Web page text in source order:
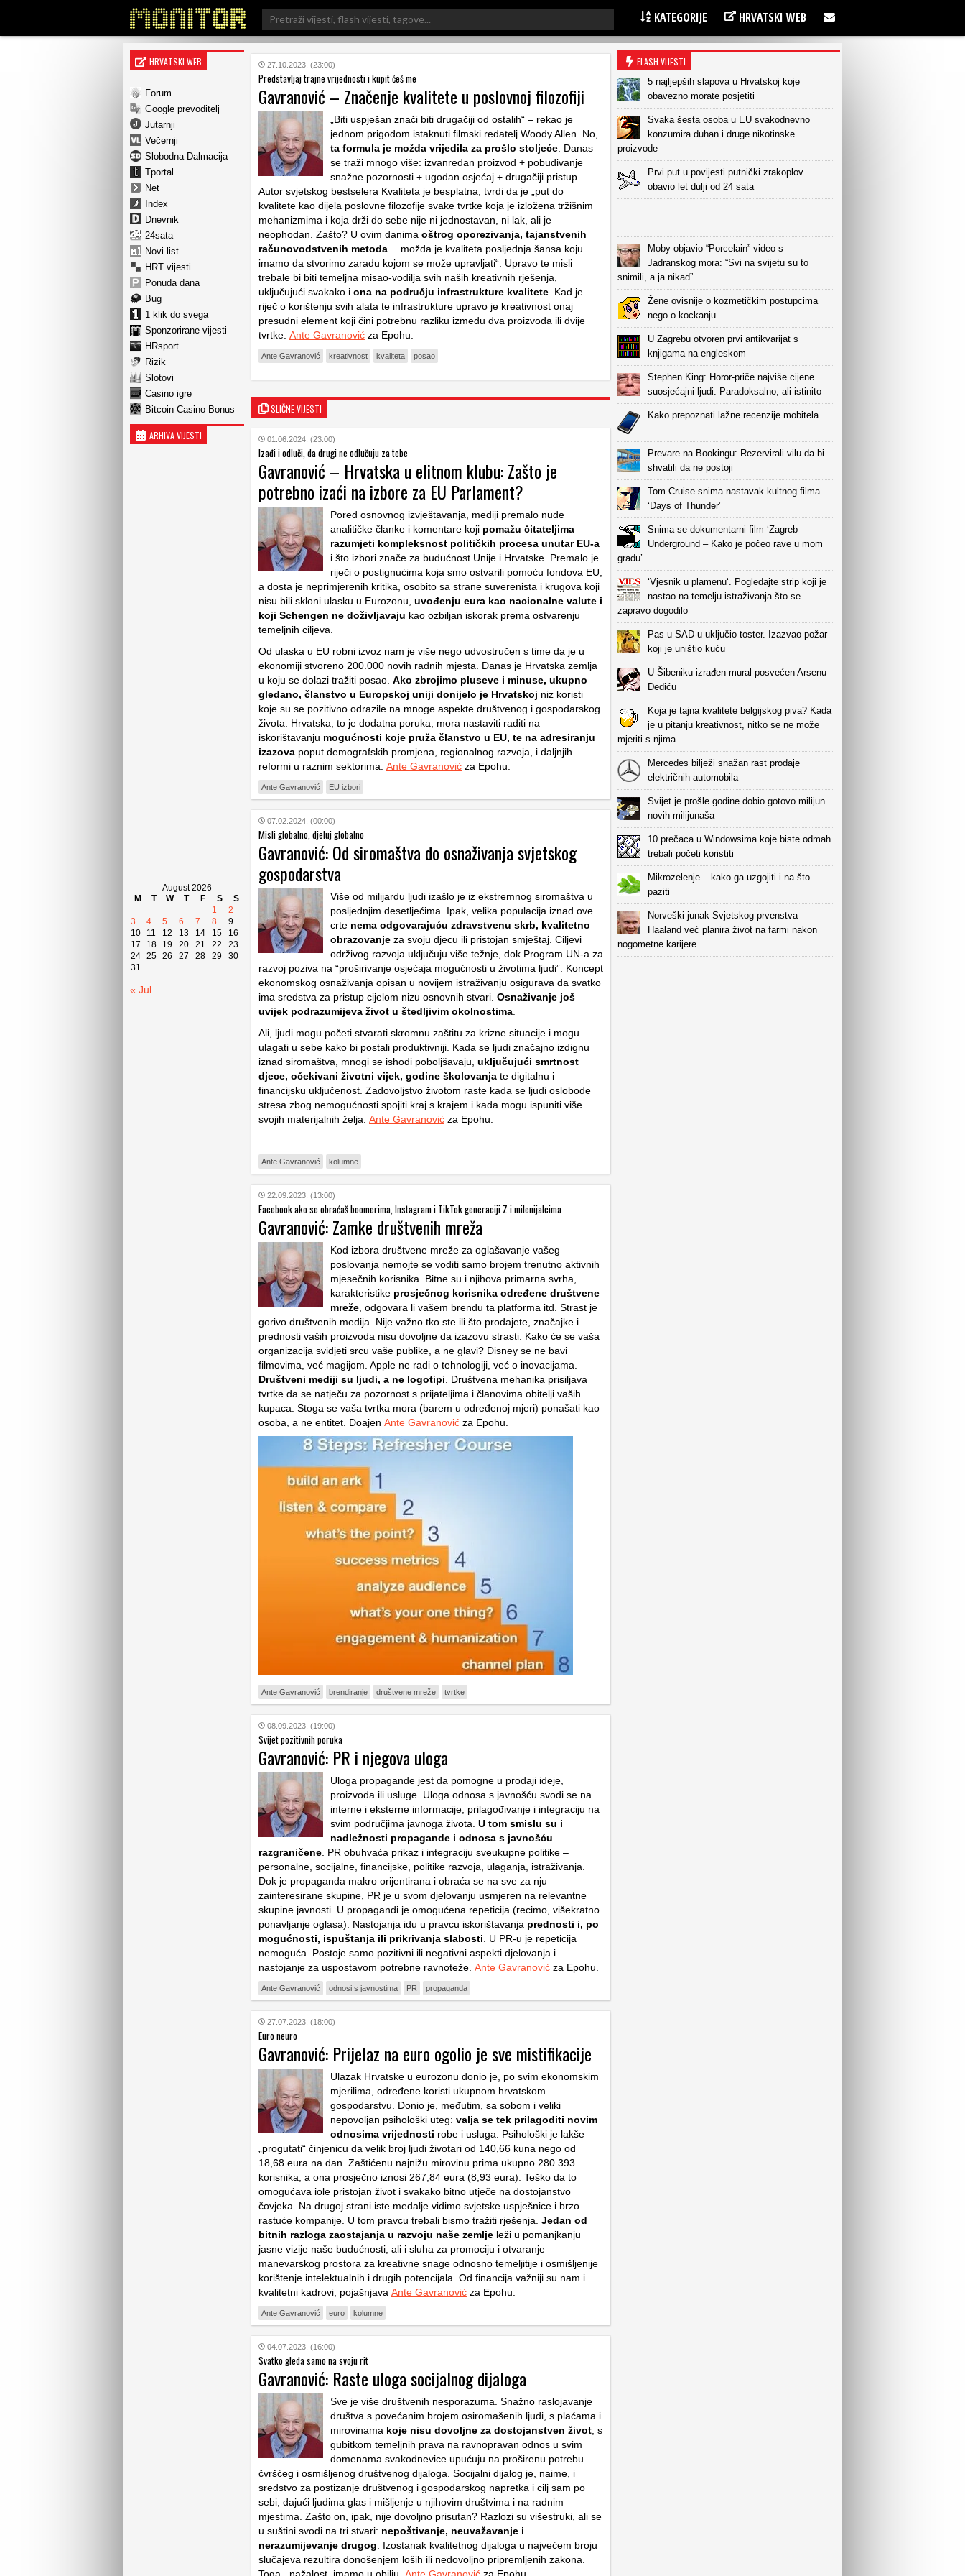
Search
for:
KATEGORIJE HRVATSKI WEB
HRVATSKI WEB
Forum
Google prevoditelj
Jutarnji
Večernji
Slobodna Dalmacija
Tportal
Net
Index
Dnevnik
24sata
Novi list
HRT vijesti
Ponuda dana
Bug
1 klik do svega
Sponzorirane vijesti
HRsport
Rizik
Slotovi
Casino igre
Bitcoin Casino Bonus
ARHIVA VIJESTI
August 2026
M
T W T F S
S
1
2
3
4 5 6 7 8
9
10
11 12 13 14 15
16
17
18 19 20 21 22
23
24 25 26 27 28 29
30
31
« Jul
27.10.2023. (23:00)
Predstavljaj trajne vrijednosti i kupit ćeš me
Gavranović – Značenje kvalitete u poslovnoj filozofiji
„Biti uspješan znači biti drugačiji od ostalih“ – rekao je
jednom prigodom istaknuti filmski redatelj Woody Allen. No,
ta formula je možda vrijedila za prošlo stoljeće . Danas
se traži mnogo više: izvanredan proizvod + pobuđivanje
snažne pozornosti + ugodan osjećaj + drugačiji pristup.
Autor svjetskog bestselera Kvaliteta je besplatna, tvrdi da je „put do
kvalitete kao dijela poslovne filozofije svake tvrtke koja je izložena tržišnim
mehanizmima i koja drži do sebe nije ni jednostavan, ni lak, ali je
neophodan. Zašto? U ovim danima oštrog oporezivanja, tajanstvenih
računovodstvenih metoda … možda je kvaliteta posljednja šansa koju
imamo da stvorimo zaradu kojom se može upravljati“. Upravo te misli
trebale bi biti temeljna misao-vodilja svih naših kreativnih rješenja,
uključujući svakako i ona na području infrastrukture kvalitete . Kad je
riječ o korištenju svih alata te infrastrukture upravo je kreativnost onaj
presudni element koji čini potrebnu razliku između dva proizvoda ili dvije
tvrtke. Ante Gavranović za Epohu.
Ante Gavranović kreativnost kvaliteta posao
SLIČNE VIJESTI
01.06.2024. (23:00)
Izađi i odluči, da drugi ne odlučuju za tebe
Gavranović – Hrvatska u elitnom klubu: Zašto je
potrebno izaći na izbore za EU Parlament?
Pored osnovnog izvještavanja, mediji premalo nude
analitičke članke i komentare koji pomažu čitateljima
razumjeti kompleksnost političkih procesa unutar EU-a
i što izbori znače za budućnost Unije i Hrvatske. Premalo je
riječi o postignućima koja smo ostvarili pomoću fondova EU,
a dosta je neprimjerenih kritika, osobito sa strane suverenista i krugova koji
nisu bili skloni ulasku u Eurozonu, uvođenju eura kao nacionalne valute i
koji Schengen ne doživljavaju kao ozbiljan iskorak prema ostvarenju
temeljnih ciljeva.
Od ulaska u EU robni izvoz nam je više nego udvostručen s time da je u
ekonomiji stvoreno 200.000 novih radnih mjesta. Danas je Hrvatska zemlja
u koju se dolazi tražiti posao. Ako zbrojimo pluseve i minuse, ukupno
gledano, članstvo u Europskoj uniji donijelo je Hrvatskoj niz koristi
koje su se pozitivno odrazile na mnoge aspekte društvenog i gospodarskog
života. Hrvatska, to je dodatna poruka, mora nastaviti raditi na
iskorištavanju mogućnosti koje pruža članstvo u EU, te na adresiranju
izazova poput demografskih promjena, regionalnog razvoja, i daljnjih
reformi u raznim sektorima. Ante Gavranović za Epohu.
Ante Gavranović EU izbori
07.02.2024. (00:00)
Misli globalno, djeluj globalno
Gavranović: Od siromaštva do osnaživanja svjetskog
gospodarstva
Više od milijardu ljudi izašlo je iz ekstremnog siromaštva u
posljednjim desetljećima. Ipak, velika populacija iznad ove
crte nema odgovarajuću zdravstvenu skrb, kvalitetno
obrazovanje za svoju djecu ili pristojan smještaj. Ciljevi
održivog razvoja uključuju više težnje, dok Program UN-a za
razvoj poziva na “proširivanje osjećaja mogućnosti u životima ljudi”. Koncept
ekonomskog osnaživanja opisan u novijem istraživanju osigurava da svatko
ima sredstva za pristup cijelom nizu osnovnih stvari. Osnaživanje još
uvijek podrazumijeva život u štedljivim okolnostima
Ali, ljudi mogu početi stvarati skromnu zaštitu za krizne situacije i mogu
ulagati u sebe kako bi postali produktivniji. Kada se ljudi značajno izdignu
iznad siromaštva, mnogi se ishodi poboljšavaju, uključujući smrtnost
djece, očekivani životni vijek, godine školovanja te digitalnu i
financijsku uključenost. Zadovoljstvo životom raste kada se ljudi oslobode
stresa zbog nemogućnosti spojiti kraj s krajem i kada mogu ispuniti više
svojih materijalnih želja. Ante Gavranović za Epohu.
Ante Gavranović kolumne
22.09.2023. (13:00)
Facebook ako se obraćaš boomerima, Instagram i TikTok generaciji Z i milenijalcima
Gavranović: Zamke društvenih mreža
Kod izbora društvene mreže za oglašavanje vašeg
poslovanja nemojte se voditi samo brojem trenutno aktivnih
mjesečnih korisnika. Bitne su i njihova primarna svrha,
karakteristike prosječnog korisnika određene društvene
mreže , odgovara li vašem brendu ta platforma itd. Strast je
gorivo društvenih medija. Nije važno tko ste ili što prodajete, značajke i
prednosti vaših proizvoda nisu dovoljne da izazovu strasti. Kako će se vaša
organizacija svidjeti srcu vaše publike, a ne glavi? Disney se ne bavi
filmovima, već magijom. Apple ne radi o tehnologiji, već o inovacijama.
Društveni mediji su ljudi, a ne logotipi . Društvena mehanika prisiljava
tvrtke da se natječu za pozornost s prijateljima i članovima obitelji vaših
kupaca. Stoga se vaša tvrtka mora (barem u određenoj mjeri) ponašati kao
osoba, a ne entitet. Doajen Ante Gavranović za Epohu.
Ante Gavranović brendiranje društvene mreže tvrtke
08.09.2023. (19:00)
Svijet pozitivnih poruka
Gavranović: PR i njegova uloga
Uloga propagande jest da pomogne u prodaji ideje,
proizvoda ili usluge. Uloga odnosa s javnošću svodi se na
interne i eksterne informacije, prilagođivanje i integraciju na
svim područjima javnoga života. U tom smislu su i
nadležnosti propagande i odnosa s javnošću
razgraničene . PR obuhvaća prikaz i integraciju sveukupne politike –
personalne, socijalne, financijske, politike razvoja, ulaganja, istraživanja.
Dok je propaganda makro orijentirana i obraća se na sve za nju
zainteresirane skupine, PR je u svom djelovanju usmjeren na relevantne
skupine javnosti. U propagandi je omogućena repeticija (recimo, višekratno
ponavljanje oglasa). Nastojanja idu u pravcu iskorištavanja prednosti i, po
mogućnosti, ispuštanja ili prikrivanja slabosti . U PR-u je repeticija
nemoguća. Postoje samo pozitivni ili negativni aspekti djelovanja i
nastojanje za uspostavom potrebne ravnoteže. Ante Gavranović za Epohu.
Ante Gavranović odnosi s javnostima PR propaganda
27.07.2023. (18:00)
Euro neuro
Gavranović: Prijelaz na euro ogolio je sve mistifikacije
Ulazak Hrvatske u eurozonu donio je, po svim ekonomskim
mjerilima, određene koristi ukupnom hrvatskom
gospodarstvu. Donio je, međutim, sa sobom i veliki
nepovoljan psihološki uteg: valja se tek prilagoditi novim
odnosima vrijednosti robe i usluga. Psihološki je lakše
„progutati“ činjenicu da velik broj ljudi životari od 140,66 kuna nego od
18,68 eura na dan. Zaštićenu najnižu mirovinu prima ukupno 280.393
korisnika, a ona prosječno iznosi 267,84 eura (8,93 eura). Teško da to
omogućava iole pristojan život i svakako bitno utječe na dostojanstvo
čovjeka. Na drugoj strani iste medalje vidimo svjetske uspješnice i brzo
rastuće kompanije. U tom pravcu trebali bismo tražiti rješenja. Jedan od
bitnih razloga zaostajanja u razvoju naše zemlje leži u pomanjkanju
jasne vizije naše budućnosti, ali i sluha za promociju i otvaranje
manevarskog prostora za kreativne snage odnosno temeljitije i osmišljenije
korištenje intelektualnih i drugih potencijala. Od financija važniji su nam i
kvalitetni kadrovi, pojašnjava Ante Gavranović za Epohu.
Ante Gavranović euro kolumne
04.07.2023. (16:00)
Svatko gleda samo na svoju rit
Gavranović: Raste uloga socijalnog dijaloga
Sve je više društvenih nesporazuma. Snažno raslojavanje
društva s povećanim brojem osiromašenih ljudi, s plaćama i
mirovinama koje nisu dovoljne za dostojanstven život , s
gubitkom temeljnih prava na ravnopravan odnos u svim
domenama svakodnevice upućuju na proširenu potrebu
čvršćeg i osmišljenog društvenog dijaloga. Socijalni dijalog je, naime, i
sredstvo za postizanje društvenog i gospodarskog napretka i cilj sam po
sebi, dajući ljudima glas i mišljenje u njihovim društvima i na radnim
mjestima. Zašto on, ipak, nije dovoljno prisutan? Razlozi su višestruki, ali se
u suštini svodi na tri stvari: nepoštivanje, neuvažavanje i
nerazumijevanje drugog . Izostanak kvalitetnog dijaloga u najvećem broju
slučajeva rezultira donošenjem loših ili nedovoljno pripremljenih zakona.
FLASH VIJESTI
5 najljepših slapova u Hrvatskoj koje
obavezno morate posjetiti
Svaka šesta osoba u EU svakodnevno
konzumira duhan i druge nikotinske
proizvode
Prvi put u povijesti putnički zrakoplov
obavio let dulji od 24 sata
Moby objavio “Porcelain” video s
Jadranskog mora: “Svi na svijetu su to
snimili, a ja nikad”
Žene ovisnije o kozmetičkim postupcima
nego o kockanju
U Zagrebu otvoren prvi antikvarijat s
knjigama na engleskom
Stephen King: Horor-priče najviše cijene
suosjećajni ljudi. Paradoksalno, ali istinito
Kako prepoznati lažne recenzije mobitela
Prevare na Bookingu: Rezervirali vilu da bi
shvatili da ne postoji
Tom Cruise snima nastavak kultnog filma
‘Days of Thunder’
Snima se dokumentarni film ‘Zagreb
Underground – Kako je počeo rave u mom
gradu’
‘Vjesnik u plamenu‘. Pogledajte strip koji je
nastao na temelju istraživanja što se
zapravo dogodilo
Pas u SAD-u uključio toster. Izazvao požar
koji je uništio kuću
U Šibeniku izrađen mural posvećen Arsenu
Dediću
Koja je tajna kvalitete belgijskog piva? Kada
je u pitanju kreativnost, nitko se ne može
mjeriti s njima
Mercedes bilježi snažan rast prodaje
električnih automobila
Svijet je prošle godine dobio gotovo milijun
novih milijunaša
10 prečaca u Windowsima koje biste odmah
trebali početi koristiti
Mikrozelenje – kako ga uzgojiti i na što
paziti
Norveški junak Svjetskog prvenstva
Haaland već planira život na farmi nakon
nogometne karijere